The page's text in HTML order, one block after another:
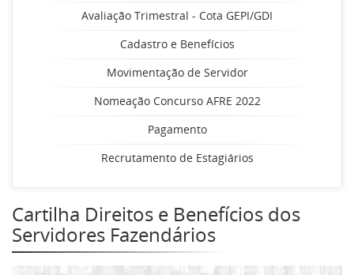
Avaliação Trimestral - Cota GEPI/GDI
Cadastro e Benefícios
Movimentação de Servidor
Nomeação Concurso AFRE 2022
Pagamento
Recrutamento de Estagiários
Cartilha Direitos e Benefícios dos
Servidores Fazendários